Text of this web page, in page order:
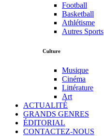
Football
Basketball
Athlétisme
Autres Sports
Culture
Musique
Cinéma
Littérature
Art
ACTUALITÉ
GRANDS GENRES
ÉDITORIAL
CONTACTEZ-NOUS